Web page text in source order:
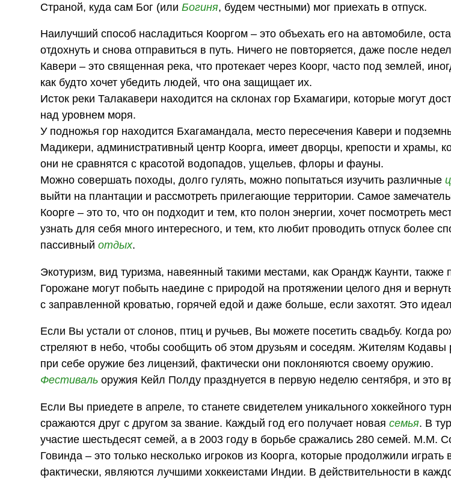
Страной, куда сам Бог (илиБогиня, будем честными) мог приехать в отпуск.
Наилучший способ насладиться Кооргом – это объехать его на автомобиле,
отдохнуть и снова отправиться в путь. Ничего не повторяется, даже после
Кавери – это священная река, что протекает через Коорг, часто под землей,
как будто хочет убедить людей, что она защищает их.
Исток реки Талакавери находится на склонах гор Бхамагири, которые могут
над уровнем моря.
У подножья гор находится Бхагамандала, место пересечения Кавери и
Мадикери, административный центр Коорга, имеет дворцы, крепости и храмы,
они не сравнятся с красотой водопадов, ущельев, флоры и фауны.
Можно совершать походы, долго гулять, можно попытаться изучить различные
выйти на плантации и рассмотреть прилегающие территории. Самое
Коорге – это то, что он подходит и тем, кто полон энергии, хочет посмотреть
узнать для себя много интересного, и тем, кто любит проводить отпуск более
пассивныйотдых.
Экотуризм, вид туризма, навеянный такими местами, как Орандж Каунти, также
Горожане могут побыть наедине с природой на протяжении целого дня и
с заправленной кроватью, горячей едой и даже больше, если захотят. Это
Если Вы устали от слонов, птиц и ручьев, Вы можете посетить свадьбу. Когда
стреляют в небо, чтобы сообщить об этом друзьям и соседям. Жителям Кодавы
при себе оружие без лицензий, фактически они поклоняются своему оружию.
Фестиваль оружия Кейл Полду празднуется в первую неделю сентября, и это
Если Вы приедете в апреле, то станете свидетелем уникального хоккейного
сражаются друг с другом за звание. Каждый год его получает новаясемья. В
участие шестьдесят семей, а в 2003 году в борьбе сражались 280 семей. М.М.
Говинда – это только несколько игроков из Коорга, которые продолжили
фактически, являются лучшими хоккеистами Индии. В действительности в